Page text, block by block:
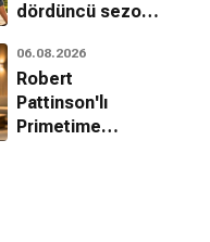
dördüncü sezon
06.08.2026
Robert
Pattinson'lı
Primetime